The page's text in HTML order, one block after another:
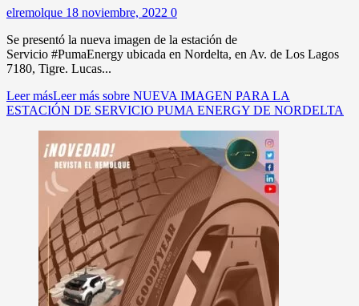
elremolque 18 noviembre, 2022 0
Se presentó la nueva imagen de la estación de
Servicio #PumaEnergy ubicada en Nordelta, en Av. de Los Lagos
7180, Tigre. Lucas...
Leer másLeer más sobre NUEVA IMAGEN PARA LA
ESTACIÓN DE SERVICIO PUMA ENERGY DE NORDELTA